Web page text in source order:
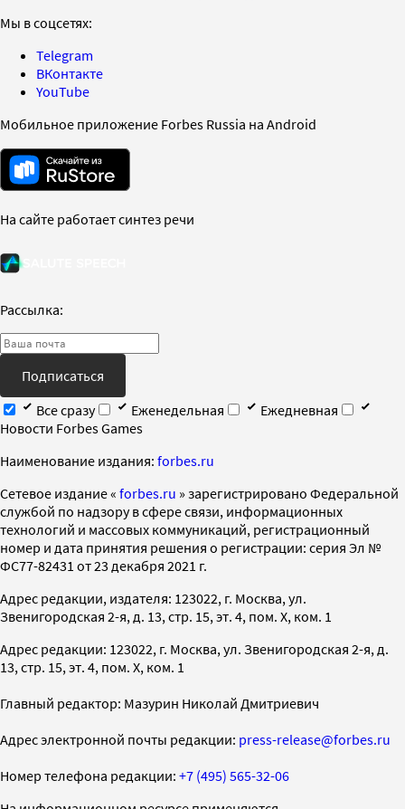
Мы в соцсетях:
Telegram
ВКонтакте
YouTube
Мобильное приложение Forbes Russia на Android
На сайте работает синтез речи
Рассылка:
Подписаться
Все сразу
Еженедельная
Ежедневная
Новости Forbes Games
Наименование издания: forbes.ru
Cетевое издание « forbes.ru » зарегистрировано Федеральной
службой по надзору в сфере связи, информационных
технологий и массовых коммуникаций, регистрационный
номер и дата принятия решения о регистрации: серия Эл №
ФС77-82431 от 23 декабря 2021 г.
Адрес редакции, издателя: 123022, г. Москва, ул.
Звенигородская 2-я, д. 13, стр. 15, эт. 4, пом. X, ком. 1
Адрес редакции: 123022, г. Москва, ул. Звенигородская 2-я, д.
13, стр. 15, эт. 4, пом. X, ком. 1
Главный редактор: Мазурин Николай Дмитриевич
Адрес электронной почты редакции: press-release@forbes.ru
Номер телефона редакции: +7 (495) 565-32-06